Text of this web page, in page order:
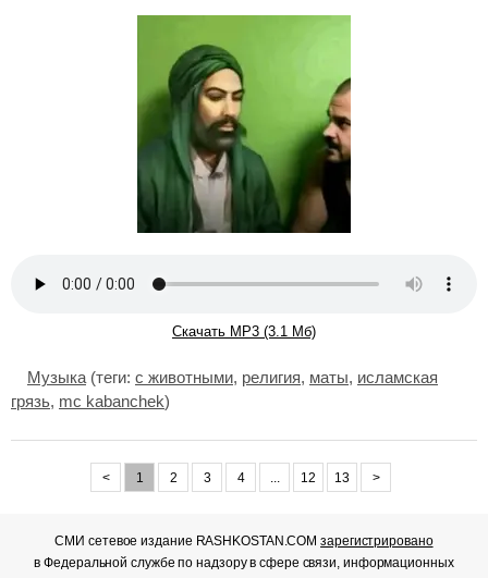
Скачать MP3 (3.1 Мб)
Музыка (теги: с животными, религия, маты, исламская
грязь, mc kabanchek)
< 1 2 3 4 ... 12 13 >
СМИ сетевое издание RASHKOSTAN.COMзарегистрировано
в Федеральной службе по надзору в сфере связи, информационных